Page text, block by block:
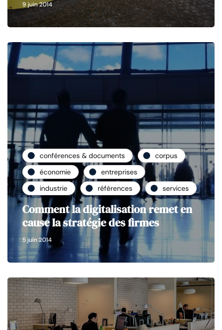
9 juin 2014
conférences & documents
corpus
économie
entreprises
industrie
références services
Comment la digitalisation remet en
cause la stratégie des firmes
5 juin 2014